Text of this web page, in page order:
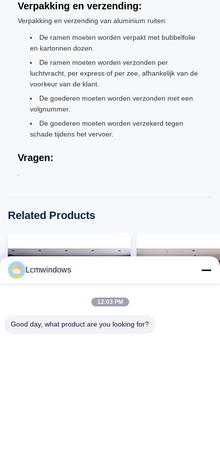
Verpakking en verzending:
Verpakking en verzending van aluminium ruiten:
De ramen moeten worden verpakt met bubbelfolie
en kartonnen dozen.
De ramen moeten worden verzonden per
luchtvracht, per express of per zee, afhankelijk van de
voorkeur van de klant.
De goederen moeten worden verzonden met een
volgnummer.
De goederen moeten worden verzekerd tegen
schade tijdens het vervoer.
Vragen:
Related Products
Lcmwindows
12:03 PM
Good day, what product are you looking for?